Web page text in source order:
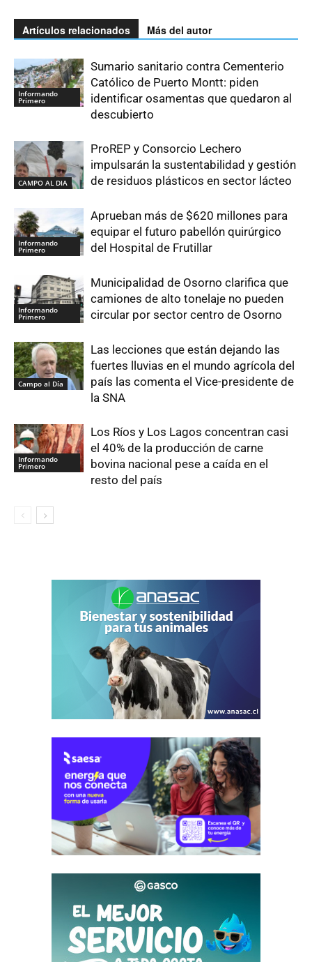
Artículos relacionados Más del autor
Informando
Primero
Sumario sanitario contra Cementerio
Católico de Puerto Montt: piden
identificar osamentas que quedaron al
descubierto
CAMPO AL DIA
ProREP y Consorcio Lechero
impulsarán la sustentabilidad y gestión
de residuos plásticos en sector lácteo
Informando
Primero
Aprueban más de $620 millones para
equipar el futuro pabellón quirúrgico
del Hospital de Frutillar
Informando
Primero
Municipalidad de Osorno clarifica que
camiones de alto tonelaje no pueden
circular por sector centro de Osorno
Campo al Día
Las lecciones que están dejando las
fuertes lluvias en el mundo agrícola del
país las comenta el Vice-presidente de
la SNA
Informando
Primero
Los Ríos y Los Lagos concentran casi
el 40% de la producción de carne
bovina nacional pese a caída en el
resto del país